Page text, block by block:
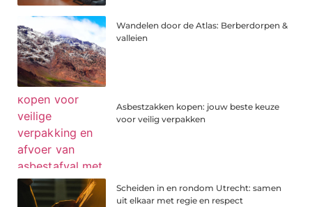
Wandelen door de Atlas: Berberdorpen &
valleien
Asbestzakken kopen: jouw beste keuze
voor veilig verpakken
Scheiden in en rondom Utrecht: samen
uit elkaar met regie en respect